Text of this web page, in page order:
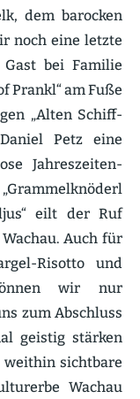
dem barocken
noch eine letzte
bei Familie
Prankl“ am Fuße
„Alten Schiff­
Petz eine
Jahres­zei­ten­
eilt der Ruf
Auch für
Risotto und
wir nur
zum Abschluss
geistig stärken
sichtbare
Wachau